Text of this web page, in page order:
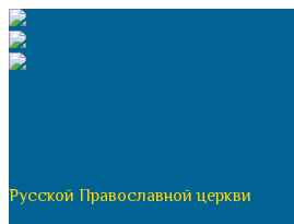
Перейти
к
содержимому
Русской Православной церкви